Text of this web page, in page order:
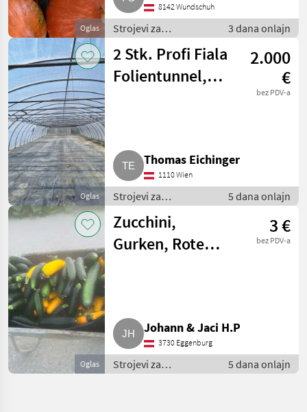
Oglas
8142 Wundschuh
Strojevi za
povrtlarstvo / Ostali
strojevi za
povrtlarstvo
3 dana onlajn
Oglas
2 Stk. Profi Fiala
Folientunnel,
2.000
€
bez PDV-a
Thomas Eichinger
1110 Wien
Strojevi za
povrtlarstvo / Ostali
strojevi za
povrtlarstvo
5 dana onlajn
Oglas
Zucchini,
Gurken, Rote
3 €
bez PDV-a
Johann & Jaci H.P
3730 Eggenburg
Strojevi za
povrtlarstvo / Ostali
5 dana onlajn